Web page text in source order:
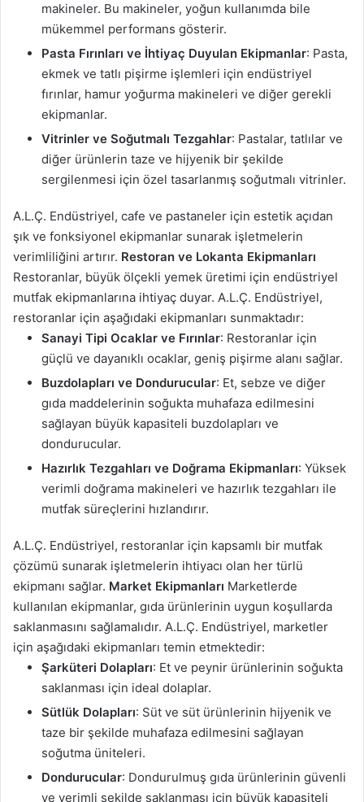
makineler. Bu makineler, yoğun kullanımda bile
mükemmel performans gösterir.
Pasta Fırınları ve İhtiyaç Duyulan Ekipmanlar: Pasta,
ekmek ve tatlı pişirme işlemleri için endüstriyel
fırınlar, hamur yoğurma makineleri ve diğer gerekli
ekipmanlar.
Vitrinler ve Soğutmalı Tezgahlar: Pastalar, tatlılar ve
diğer ürünlerin taze ve hijyenik bir şekilde
sergilenmesi için özel tasarlanmış soğutmalı vitrinler.
A.L.Ç. Endüstriyel, cafe ve pastaneler için estetik açıdan
şık ve fonksiyonel ekipmanlar sunarak işletmelerin
verimliliğini artırır. Restoran ve Lokanta Ekipmanları
Restoranlar, büyük ölçekli yemek üretimi için endüstriyel
mutfak ekipmanlarına ihtiyaç duyar. A.L.Ç. Endüstriyel,
restoranlar için aşağıdaki ekipmanları sunmaktadır:
Sanayi Tipi Ocaklar ve Fırınlar: Restoranlar için
güçlü ve dayanıklı ocaklar, geniş pişirme alanı sağlar.
Buzdolapları ve Dondurucular: Et, sebze ve diğer
gıda maddelerinin soğukta muhafaza edilmesini
sağlayan büyük kapasiteli buzdolapları ve
dondurucular.
Hazırlık Tezgahları ve Doğrama Ekipmanları: Yüksek
verimli doğrama makineleri ve hazırlık tezgahları ile
mutfak süreçlerini hızlandırır.
A.L.Ç. Endüstriyel, restoranlar için kapsamlı bir mutfak
çözümü sunarak işletmelerin ihtiyacı olan her türlü
ekipmanı sağlar. Market Ekipmanları Marketlerde
kullanılan ekipmanlar, gıda ürünlerinin uygun koşullarda
saklanmasını sağlamalıdır. A.L.Ç. Endüstriyel, marketler
için aşağıdaki ekipmanları temin etmektedir:
Şarküteri Dolapları: Et ve peynir ürünlerinin soğukta
saklanması için ideal dolaplar.
Sütlük Dolapları: Süt ve süt ürünlerinin hijyenik ve
taze bir şekilde muhafaza edilmesini sağlayan
soğutma üniteleri.
Dondurucular: Dondurulmuş gıda ürünlerinin güvenli
ve verimli şekilde saklanması için büyük kapasiteli